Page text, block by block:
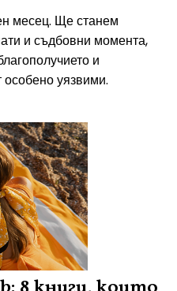
месец. Ще станем
и съдбовни момента,
и
уязвими.